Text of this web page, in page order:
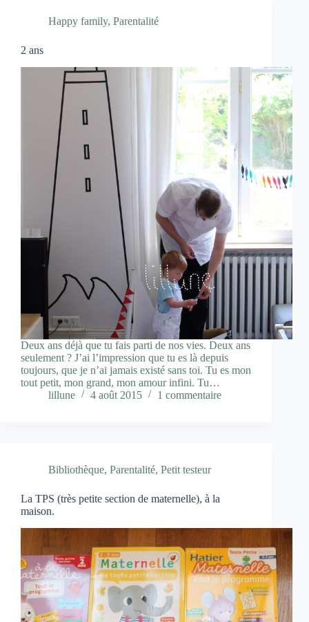
Happy family, Parentalité
2 ans
Deux ans déjà que tu fais parti de nos vies. Deux ans
seulement ? J’ai l’impression que tu es là depuis
toujours, que je n’ai jamais existé sans toi. Tu es mon
tout petit, mon grand, mon amour infini. Tu…
lillune
4 août 2015 1 commentaire
Bibliothèque, Parentalité, Petit testeur
La TPS (très petite section de maternelle), à la
maison.